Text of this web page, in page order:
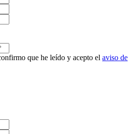
que he leído y acepto el aviso de